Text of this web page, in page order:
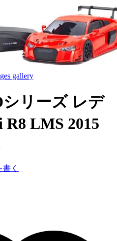
gallery
リーズ レデ
LMS 2015
く